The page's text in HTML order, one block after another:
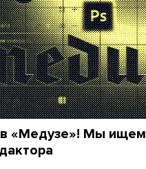
в «Медузе»! Мы ищем